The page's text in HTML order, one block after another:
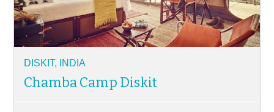
DISKIT, INDIA
Chamba Camp Diskit